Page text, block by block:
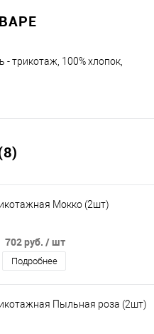
- трикотаж, 100% хлопок,
Мокко (2шт)
702 руб. / шт
Подробнее
Пыльная роза (2шт)